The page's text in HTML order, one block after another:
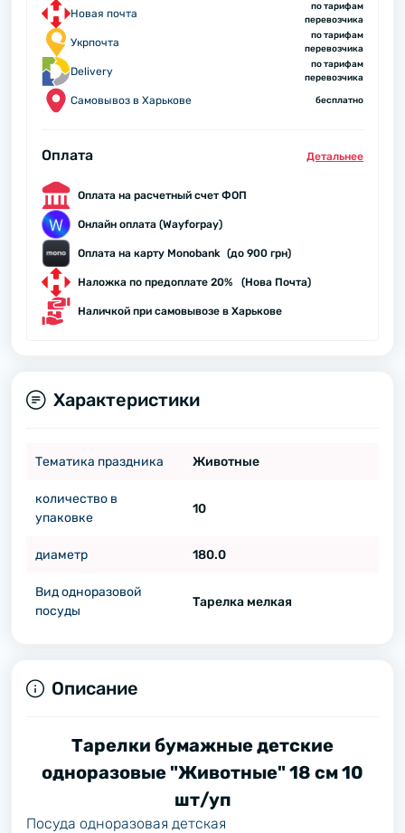
Новая почта
по тарифам
перевозчика
Укрпочта
по тарифам
перевозчика
Delivery
по тарифам
перевозчика
Самовывоз в Харькове бесплатно
Оплата Детальнее
Оплата на расчетный счет ФОП
Онлайн оплата (Wayforpay)
Оплата на карту Monobank (до 900 грн)
Наложка по предоплате 20% (Нова Почта)
Наличкой при самовывозе в Харькове
Характеристики
Тематика праздника Животные
количество в
упаковке
10
диаметр 180.0
Вид одноразовой
посуды
Тарелка мелкая
Описание
Тарелки бумажные детские
одноразовые "Животные" 18 см 10
шт/уп
Посуда одноразовая детская